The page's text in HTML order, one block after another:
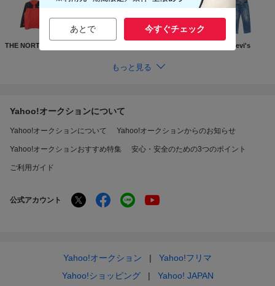
THE NORTH FACE Levi's
もっと見る
Yahoo!オークションについて
Yahoo!オークションについて Yahoo!オークションからのお知らせ
Yahoo!オークションおすすめ特集 安心・安全のための3つのポイント
ご利用ガイド
公式アカウント
Yahoo!オークション
Yahoo!フリマ
Yahoo!ショッピング
Yahoo! JAPAN
あとで 今すぐチェック